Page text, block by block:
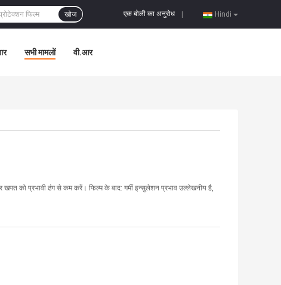
Hindi
एक बोली का अनुरोध
खोज
सभी मामलों वी.आर
खपत को प्रभावी ढंग से कम करें। फिल्म के बाद: गर्मी इन्सुलेशन प्रभाव उल्लेखनीय है,